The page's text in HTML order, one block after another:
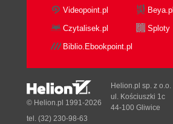
Videopoint.pl
Beya.pl
Czytalisek.pl
Sploty
Biblio.Ebookpoint.pl
© Helion.pl 1991-2026
Helion.pl sp. z o.o.
ul. Kościuszki 1c
44-100 Gliwice
tel. (32) 230-98-63